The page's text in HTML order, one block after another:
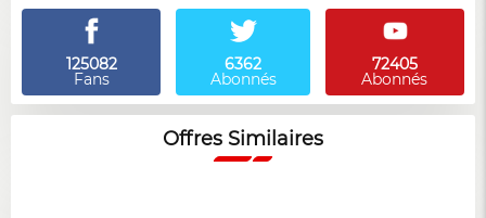
125082
Fans
6362
Abonnés
72405
Abonnés
Offres Similaires